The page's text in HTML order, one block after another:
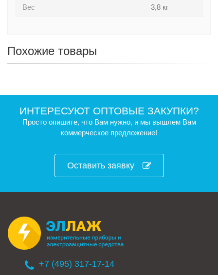
Вес 3,8 кг
Похожие товары
ИНТЕРЕСУЮТ ОПТОВЫЕ ЗАКУПКИ?
Просто опишите, что Вам нужно, и мы вышлем Вам
коммерческое предложение!
Оставить заявку
+7 (495) 317-17-14